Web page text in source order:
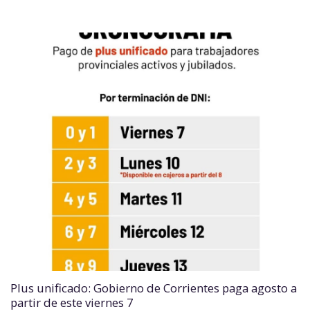
Plus unificado: Gobierno de Corrientes paga agosto a
partir de este viernes 7